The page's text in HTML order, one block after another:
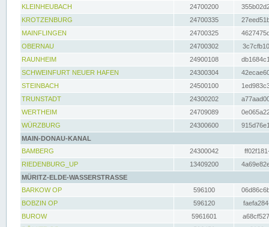
KLEINHEUBACH 24700200
KROTZENBURG
24700335
MAINFLINGEN
24700325
OBERNAU
24700302
RAUNHEIM
24900108
SCHWEINFURT NEUER HAFEN
24300304
STEINBACH
24500100
TRUNSTADT
24300202
WERTHEIM
24709089
WÜRZBURG
24300600
MAIN-DONAU-KANAL
BAMBERG
24300042
RIEDENBURG_UP
13409200
MÜRITZ-ELDE-WASSERSTRASSE
BARKOW OP
596100
BOBZIN OP
596120
BUROW
5961601